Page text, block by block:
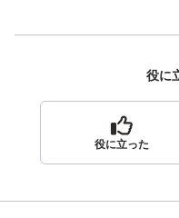
役に
役に立った